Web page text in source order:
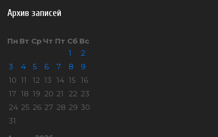
Архив записей
Пн Вт Ср Чт Пт Сб Вс
1
2
3
4 5 6 7 8
9
10 11 12 13 14 15 16
17 18 19 20 21 22 23
24 25 26 27 28 29 30
31